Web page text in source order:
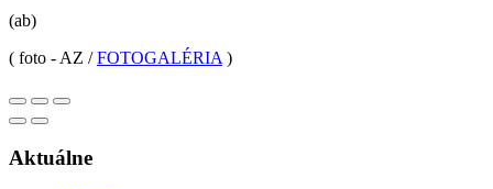
(ab)
( foto - AZ /FOTOGALÉRIA )
Aktuálne